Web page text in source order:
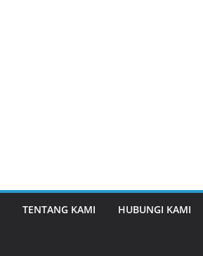
TENTANG KAMI HUBUNGI KAMI